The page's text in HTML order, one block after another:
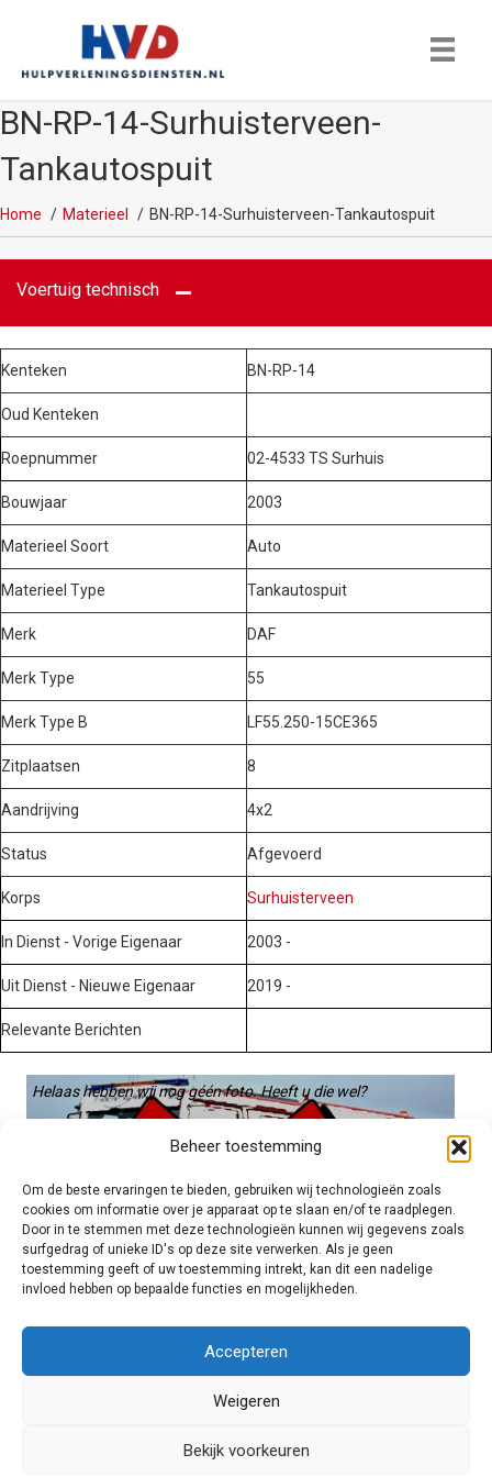
Beheer toestemming
Om de beste ervaringen te bieden, gebruiken wij technologieën zoals
cookies om informatie over je apparaat op te slaan en/of te raadplegen.
Door in te stemmen met deze technologieën kunnen wij gegevens zoals
surfgedrag of unieke ID's op deze site verwerken. Als je geen
toestemming geeft of uw toestemming intrekt, kan dit een nadelige
invloed hebben op bepaalde functies en mogelijkheden.
Accepteren
Weigeren
Bekijk voorkeuren
BN-RP-14-Surhuisterveen-
Tankautospuit
Home Materieel BN-RP-14-Surhuisterveen-Tankautospuit
Voertuig technisch
Kenteken BN-RP-14
Oud Kenteken
Roepnummer 02-4533 TS Surhuis
Bouwjaar 2003
Materieel Soort Auto
Materieel Type Tankautospuit
Merk DAF
Merk Type 55
Merk Type B LF55.250-15CE365
Zitplaatsen 8
Aandrijving 4x2
Status Afgevoerd
Korps Surhuisterveen
In Dienst - Vorige Eigenaar 2003 -
Uit Dienst - Nieuwe Eigenaar 2019 -
Relevante Berichten
Helaas hebben wij nog géén foto. Heeft u die wel?
Graag gebruiken we die. Stuur hem op naar:
voertuigen@hulpverleningsdiensten.nl